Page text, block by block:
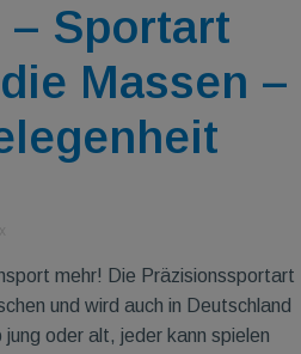
– Sportart
Massen –
mehr! Die Präzisionssportart
und wird auch in Deutschland
oder alt, jeder kann spielen